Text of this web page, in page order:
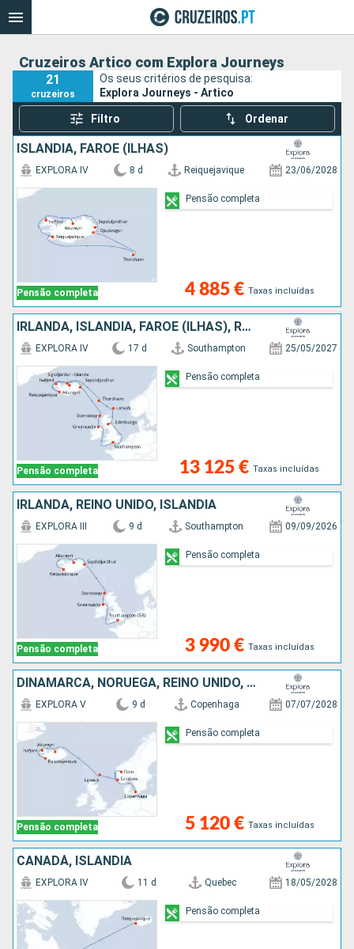
Cruzeiros Artico com Explora Journeys
21
cruzeiros
Os seus critérios de pesquisa:
Explora Journeys - Artico
Filtro Ordenar
ISLÂNDIA, FAROE (ILHAS)
Pensão completa
EXPLORA IV 8 d Reiquejavique 23/06/2028
4 885 € Taxas incluídas
Pensão completa
IRLANDA, ISLÂNDIA, FAROE (ILHAS), REINO UNIDO
Pensão completa
EXPLORA IV 17 d Southampton 25/05/2027
13 125 € Taxas incluídas
Pensão completa
IRLANDA, REINO UNIDO, ISLÂNDIA
Pensão completa
EXPLORA III 9 d Southampton 09/09/2026
3 990 € Taxas incluídas
Pensão completa
DINAMARCA, NORUEGA, REINO UNIDO, ISLÂNDIA
Pensão completa
EXPLORA V 9 d Copenhaga 07/07/2028
5 120 € Taxas incluídas
Pensão completa
CANADÁ, ISLÂNDIA
EXPLORA IV 11 d Quebec 18/05/2028
Pensão completa